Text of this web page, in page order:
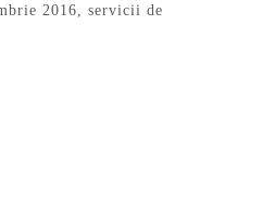
2016, servicii de